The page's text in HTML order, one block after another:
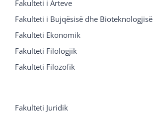
Fakulteti i Arteve
Fakulteti i Bujqësisë dhe Bioteknologjisë
Fakulteti Ekonomik
Fakulteti Filologjik
Fakulteti Filozofik
Fakulteti Juridik